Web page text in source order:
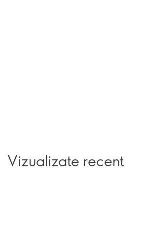
Vizualizate recent